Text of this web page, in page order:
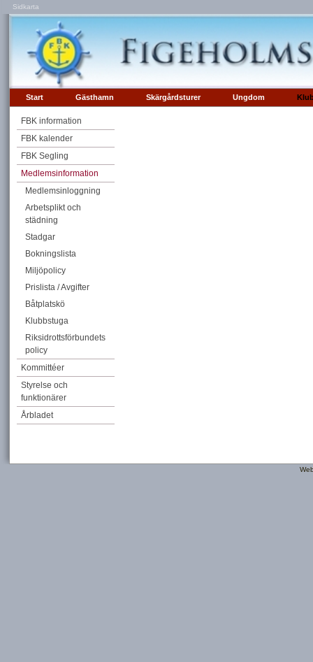
Sidkarta
Start Gästhamn Skärgårdsturer Ungdom
FBK information
FBK kalender
FBK Segling
Medlemsinformation
Medlemsinloggning
Arbetsplikt och
städning
Stadgar
Bokningslista
Miljöpolicy
Prislista / Avgifter
Båtplatskö
Klubbstuga
Riksidrottsförbundets
policy
Kommittéer
Styrelse och
funktionärer
Årbladet